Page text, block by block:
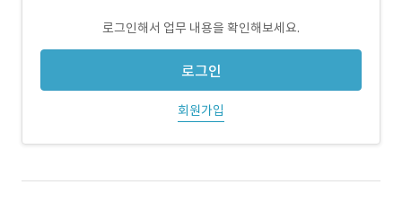
로그인해서 업무 내용을 확인해보세요.
로그인
회원가입